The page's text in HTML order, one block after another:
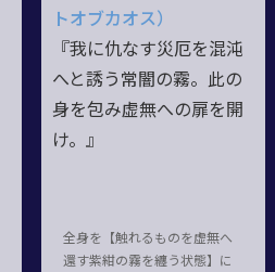
トオブカオス）
『我に仇なす災厄を混沌
へと誘う常闇の霧。此の
身を包み虚無への扉を開
け。』
全身を【触れるものを虚無へ
還す紫紺の霧を纏う状態】に